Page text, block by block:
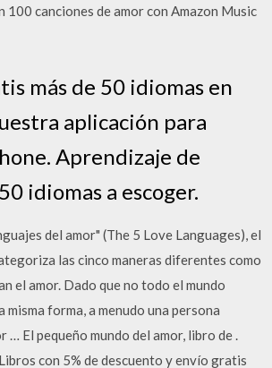
100 canciones de amor con Amazon Music
más de 50 idiomas en
aplicación para
Aprendizaje de
idiomas a escoger.
del amor" (The 5 Love Languages), el
las cinco maneras diferentes como
el amor. Dado que no todo el mundo
misma forma, a menudo una persona
El pequeño mundo del amor, libro de .
con 5% de descuento y envío gratis